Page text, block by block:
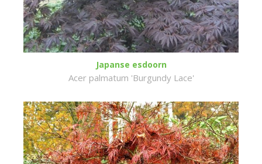
Japanse esdoorn
Acer palmatum 'Burgundy Lace'